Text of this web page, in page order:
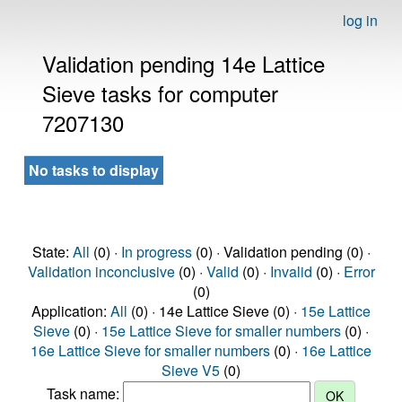
log in
Validation pending 14e Lattice
Sieve tasks for computer
7207130
No tasks to display
State: All (0) · In progress(0) · Validation pending (0) ·
Validation inconclusive(0) · Valid (0) · Invalid (0) · Error
(0)
Application: All (0) · 14e Lattice Sieve (0) · 15e Lattice
Sieve (0) · 15e Lattice Sieve for smaller numbers (0) ·
16e Lattice Sieve for smaller numbers (0) · 16e Lattice
Sieve V5 (0)
Task name: